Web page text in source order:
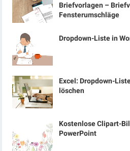
Briefvorlagen –
Fensterumschläge
Dropdown-Liste in
Excel: Dropdown-
löschen
Kostenlose Clipart-
PowerPoint